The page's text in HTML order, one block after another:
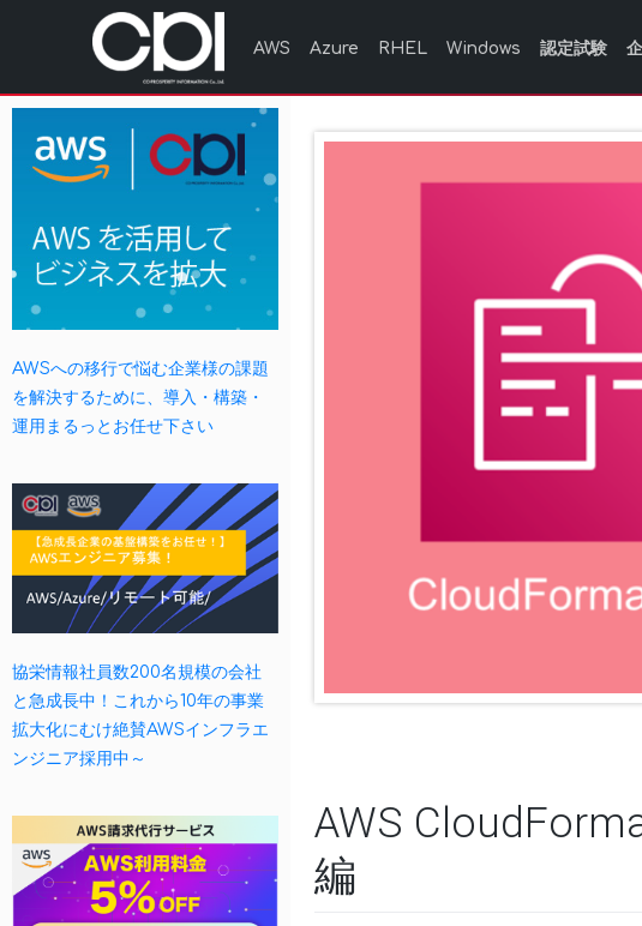
AWS Azure RHEL Windows 認定試験
AWSへの移行で悩む企業様の課題
を解決するために、導入・構築・
運用まるっとお任せ下さい
協栄情報社員数200名規模の会社
と急成長中！これから10年の事業
拡大化にむけ絶賛AWSインフラエ
ンジニア採用中～
AWS
編